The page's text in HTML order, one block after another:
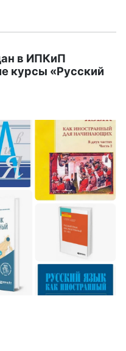
в ИПКиП
курсы «Русский